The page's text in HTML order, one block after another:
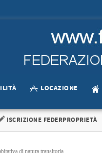
LOCAZIONE
ISCRIZIONE FEDERPROPRIETÀ
di natura transitoria